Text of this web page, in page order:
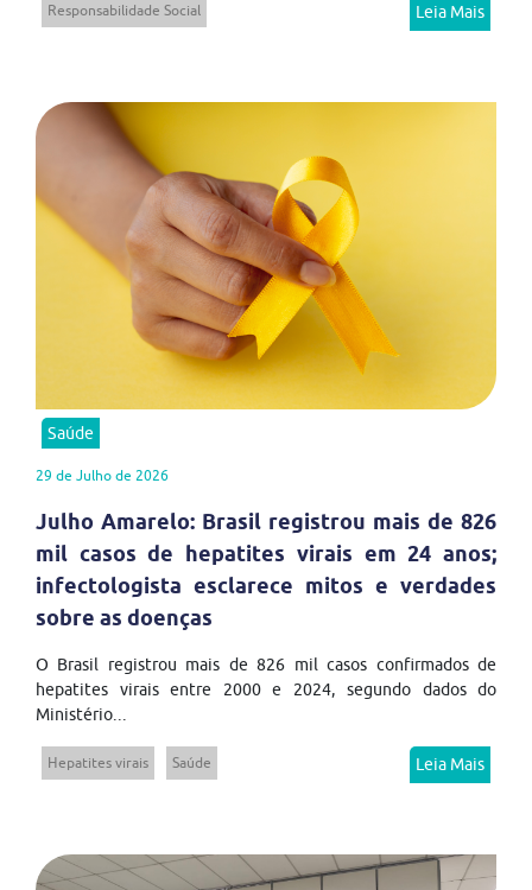
Responsabilidade Social
Leia Mais
Saúde
29 de Julho de 2026
Julho Amarelo: Brasil registrou mais de 826
mil casos de hepatites virais em 24 anos;
infectologista esclarece mitos e verdades
sobre as doenças
O Brasil registrou mais de 826 mil casos confirmados de
hepatites virais entre 2000 e 2024, segundo dados do
Ministério...
Hepatites virais Saúde Leia Mais